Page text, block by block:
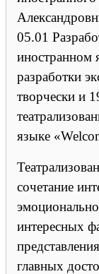
05.01
иностранном
разработки
творчески и
языке
сочетание
интересных
главных